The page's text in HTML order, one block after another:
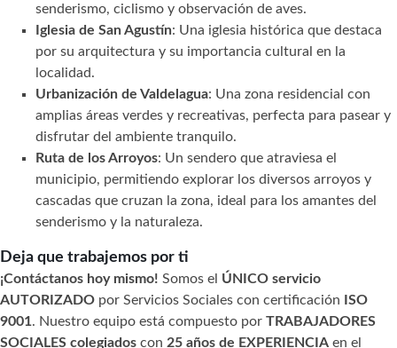
senderismo, ciclismo y observación de aves.
Iglesia de San Agustín: Una iglesia histórica que destaca
por su arquitectura y su importancia cultural en la
localidad.
Urbanización de Valdelagua: Una zona residencial con
amplias áreas verdes y recreativas, perfecta para pasear y
disfrutar del ambiente tranquilo.
Ruta de los Arroyos: Un sendero que atraviesa el
municipio, permitiendo explorar los diversos arroyos y
cascadas que cruzan la zona, ideal para los amantes del
senderismo y la naturaleza.
Deja que trabajemos por ti
¡Contáctanos hoy mismo! Somos el ÚNICO servicio
AUTORIZADO por Servicios Sociales con certificación
ISO
9001. Nuestro equipo está compuesto por TRABAJADORES
SOCIALES colegiados con 25 años de EXPERIENCIA en el